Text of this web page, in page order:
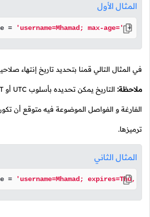
المثال الأول
= 'username=Mhamad; max-age=' + (
في المثال التالي قمنا بتحديد تاريخ إنتهاء
ملاحظة:
الفارغة و الفواصل الموضوعة فيه متوقع أن
ترميزها.
المثال الثاني
= 'username=Mhamad; expires=Thu,